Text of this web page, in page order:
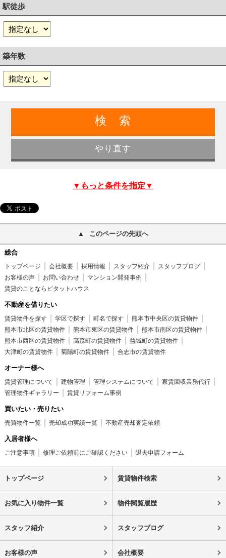
駅徒歩
築年数
▼もっと条件を指定▼
このページの先頭へ
総合
トップページ 会社概要 採用情報 スタッフ紹介
スタッフブログ
お客様の声
お問い合わせ
マンション開発事例
賃貸のことならピタットハウス
不動産を借りたい
賃貸物件を探す 学区で探す 町名で探す
熊本市中央区の賃貸物件
熊本市北区の賃貸物件
熊本市東区の賃貸物件
熊本市南区の賃貸物件
熊本市西区の賃貸物件
高森町の賃貸物件
益城町の賃貸物件
大津町の賃貸物件
菊陽町の賃貸物件 合志市の賃貸物件
オーナー様へ
賃貸管理について 建物管理 管理システムについて
家賃回収業務代行
管理物件ギャラリー
賃貸リフォーム事例
買いたい・売りたい
売買物件一覧 売却成功実績一覧 不動産売却査定依頼
入居者様へ
ご注意事項 修理ご依頼前にご確認ください 退去申請フォーム
トップページ 賃貸物件検索
お気に入り物件一覧 物件閲覧履歴
スタッフ紹介 スタッフブログ
お客様の声 会社概要